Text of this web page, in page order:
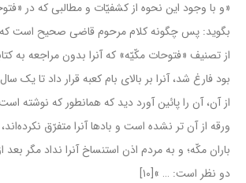
«و با وجود این نحوه از کشفیّات و مطالبى که در
بگوید: پس چگونه کلام مرحوم قاضى صحیح است
از تصنیف «فتوحات مکّیّه» که آنرا بدون مراجعه به
بود فارغ شد، آنرا بر بالاى بام کعبه قرار داد تا یک
از آن، آن را پائین آورد دید که همانطور که نوشته
ورقه از آن تر نشده است و بادها آنرا متفرّق
باران مکّه؛ و به مردم اذن استنساخ آنرا نداد مگر
دو نظر است: … »[۱۰]